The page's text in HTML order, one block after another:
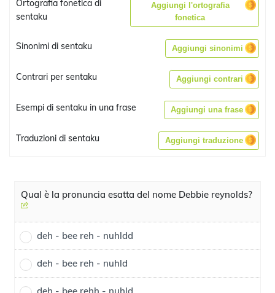
Ortografia fonetica di
sentaku
Aggiungi l'ortografia
fonetica
Sinonimi di sentaku Aggiungi sinonimi
Contrari per sentaku Aggiungi contrari
Esempi di sentaku in una frase Aggiungi una frase
Traduzioni di sentaku Aggiungi traduzione
Qual è la pronuncia esatta del nome Debbie reynolds?
deh - bee reh - nuhldd
deh - bee reh - nuhld